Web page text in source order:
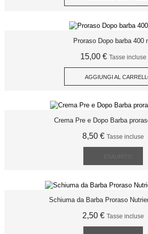
Proraso Dopo barba 400
15,00 € Tasse incluse
AGGIUNGI AL
Crema Pre e Dopo Barba
8,50 € Tasse incluse
Schiuma da Barba Proraso
2,50 € Tasse incluse